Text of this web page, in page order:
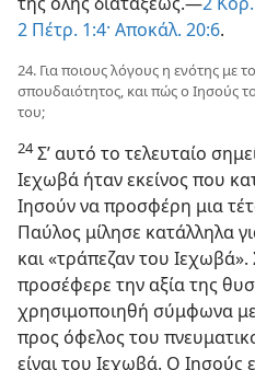
2 Πέτρ. 1:4· Αποκάλ. 20:6.
24. Για ποιους λόγους η ενότης με
σπουδαιότητος, και πώς ο Ιησούς
του;
24Σ’ αυτό το τελευταίο
Ιεχωβά ήταν εκείνος που
Ιησούν να προσφέρη μια
Παύλος μίλησε κατάλληλα
και «τράπεζαν του
προσέφερε την αξία της
χρησιμοποιηθή σύμφωνα
προς όφελος του
είναι του Ιεχωβά. Ο Ιησούς